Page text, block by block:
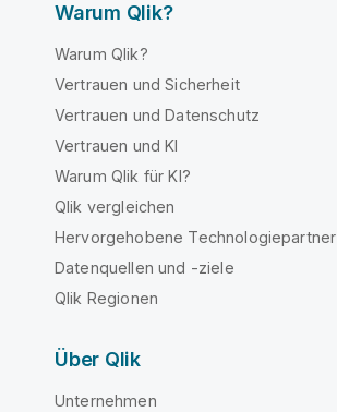
Warum Qlik?
Warum Qlik?
Vertrauen und Sicherheit
Vertrauen und Datenschutz
Vertrauen und KI
Warum Qlik für KI?
Qlik vergleichen
Hervorgehobene Technologiepartner
Datenquellen und -ziele
Qlik Regionen
Über Qlik
Unternehmen